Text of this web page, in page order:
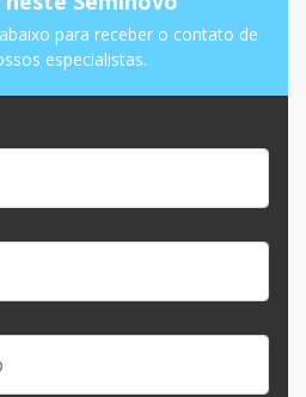
para receber o contato de
especialistas.